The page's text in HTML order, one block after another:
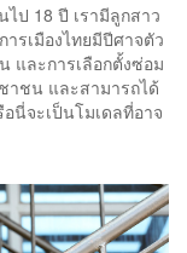
ป 18 ปี เรามีลูกสาว
รเมืองไทยมีปีศาจตัว
และการเลือกตั้งซ่อม
าชน และสามารถได้
นี่จะเป็นโมเดลที่อาจ